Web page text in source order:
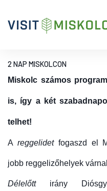
2 NAP MISKOLCON
Miskolc számos
is, így a két
telhet!
A reggelidetfogaszd el
jobb reggelizőhelyek
Délelőttirány